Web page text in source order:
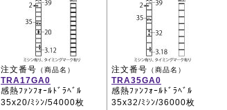
注文番号 （商品名）
TRA17GA0
感熱ﾌｧﾝﾌｫｰﾙﾄﾞﾗﾍﾞﾙ
35x20/ﾐｼﾝ/54000枚
注文番号 （商品名）
TRA35GA0
感熱ﾌｧﾝﾌｫｰﾙﾄﾞﾗﾍﾞﾙ
35x32/ﾐｼﾝ/36000枚